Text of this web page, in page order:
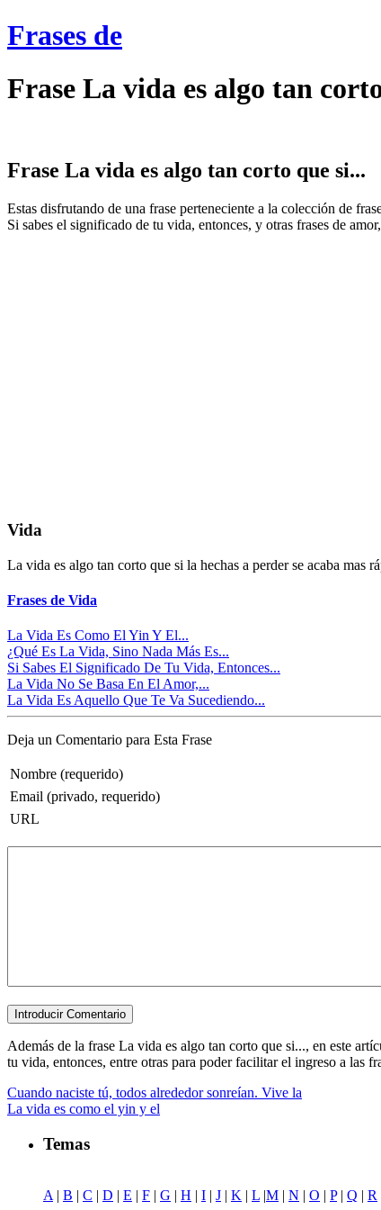
Frases de
Frase La vida es algo tan
Frase La vida es algo tan corto que si...
Estas disfrutando de una frase perteneciente a la colección de
Si sabes el significado de tu vida, entonces, y otras frases de
Vida
La vida es algo tan corto que si la hechas a perder se acaba mas
Frases de Vida
La Vida Es Como El Yin Y El...
¿Qué Es La Vida, Sino Nada Más Es...
Si Sabes El Significado De Tu Vida, Entonces...
La Vida No Se Basa En El Amor,...
La Vida Es Aquello Que Te Va Sucediendo...
Deja un Comentario para Esta Frase
Nombre (requerido)
Email (privado, requerido)
URL
Además de la frase La vida es algo tan corto que si..., en este
tu vida, entonces, entre otras para poder facilitar el ingreso a las
Cuando naciste tú, todos alrededor sonreían. Vive la
La vida es como el yin y el
Temas
A | B | C | D | E | F | G | H | I | J | K | L |M | N | O | P| Q | R